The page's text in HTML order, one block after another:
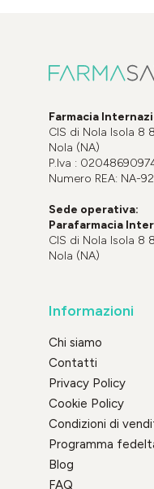
Farmacia
CIS di Nola Isola
Nola (NA)
P.Iva :
Numero REA: NA-
Sede operativa:
Parafarmacia
CIS di Nola Isola
Nola (NA)
Informazioni
Chi siamo
Contatti
Privacy Policy
Cookie Policy
Condizioni di
Programma
Blog
FAQ